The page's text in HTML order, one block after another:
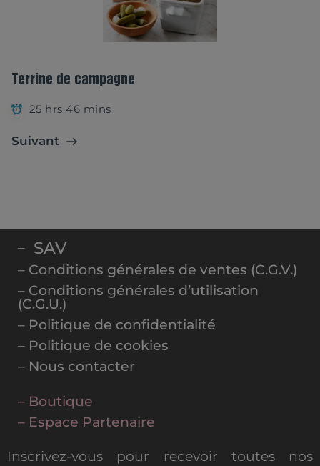
Terrine de campagne
25 hrs 46 mins
Suivant
– SAV
– Conditions générales de ventes (C.G.V.)
– Conditions générales d’utilisation
(C.G.U.)
– Politique de confidentialité
– Politique de cookies
– Nous contacter
– Boutique
– Espace Partenaire
Inscrivez-vous pour recevoir toutes nos